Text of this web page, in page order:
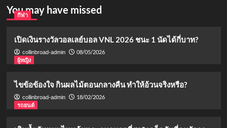
You may have missed
กีฬา
เปิดเงินรางวัลวอลเลย์บอล VNL 2026 ชนะ 1 นัดได้กี่บาท?
collinbroad-admin
08/05/2026
ผู้หญิง
ไขข้อข้องใจ กินผลไม้ตอนกลางคืน ทำให้อ้วนจริงหรือ?
collinbroad-admin
18/02/2026
รถยนต์